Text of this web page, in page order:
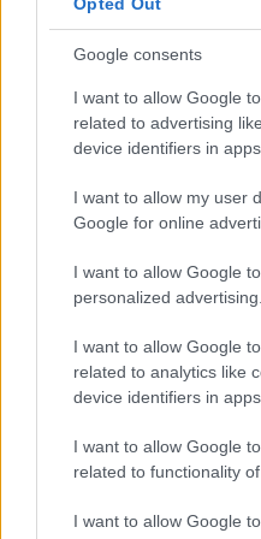
Google consents
I want to allow Google
related to advertising
device identifiers in apps.
I want to allow my user
Google for online
I want to allow Google
personalized advertising.
I want to allow Google
related to analytics like
device identifiers in apps.
I want to allow Google
related to functionality
I want to allow Google
Ο Tραμπ θέλει να
των 200 δις.
περισσότερες αγορές
καυσίμων. Θέλει